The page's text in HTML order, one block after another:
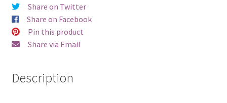
Share on Twitter
Share on Facebook
Pin this product
Share via Email
Description